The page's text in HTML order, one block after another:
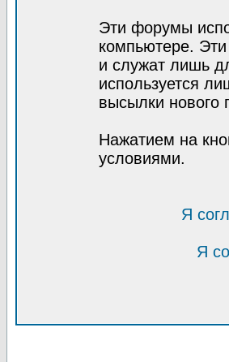
Эти форумы
компьютере.
и служат лишь
используется
высылки нового
Нажатием на
условиями.
Я
Я